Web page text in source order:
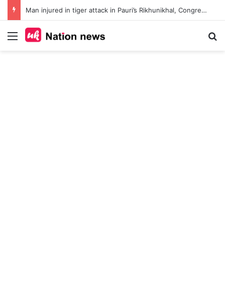
Man injured in tiger attack in Pauri’s Rikhunikhal, Congress demands urgent steps to curb rising man-animal conflict
Menu